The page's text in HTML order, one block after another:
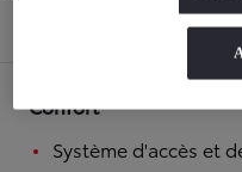
Confort
Système d'accès et